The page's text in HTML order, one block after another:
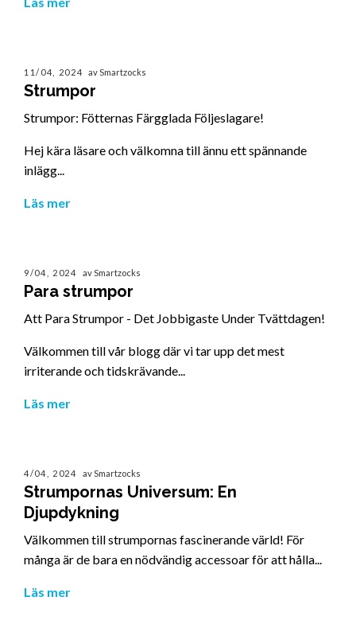
11/04, 2024 av Smartzocks
Strumpor
Strumpor: Fötternas Färgglada Följeslagare!
Hej kära läsare och välkomna till ännu ett spännande
inlägg...
Läs mer
9/04, 2024 av Smartzocks
Para strumpor
Att Para Strumpor - Det Jobbigaste Under Tvättdagen!
Välkommen till vår blogg där vi tar upp det mest
irriterande och tidskrävande...
Läs mer
4/04, 2024 av Smartzocks
Strumpornas Universum: En
Djupdykning
Välkommen till strumpornas fascinerande värld! För
många är de bara en nödvändig accessoar för att hålla...
Läs mer